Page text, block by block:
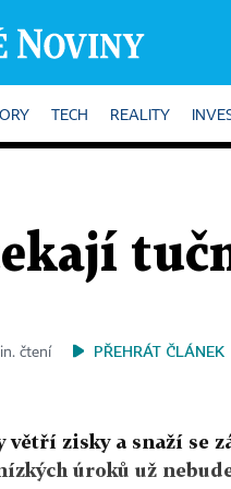
TECH REALITY
čtení PŘEHRÁT ČLÁNEK
větří zisky a snaží se
úroků už